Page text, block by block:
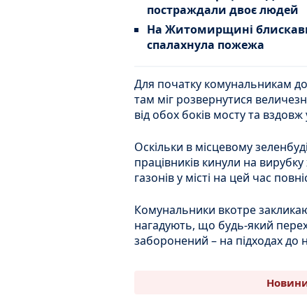
постраждали двоє людей
На Житомирщині
спалахнула пожежа
Для початку комунальникам
там міг розвернутися
від обох боків мосту та вздовж
Оскільки в місцевому
працівників кинули на
газонів у місті на цей час
Комунальники вкотре
нагадують, що будь-який
заборонений – на підходах до